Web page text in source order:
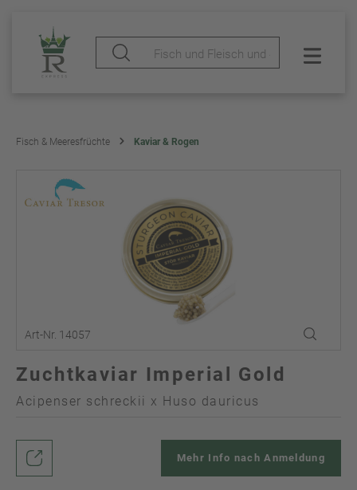
Fisch & Meeresfrüchte Kaviar & Rogen
Art-Nr. 14057
Zuchtkaviar Imperial Gold
Acipenser schreckii x Huso dauricus
Mehr Info nach Anmeldung